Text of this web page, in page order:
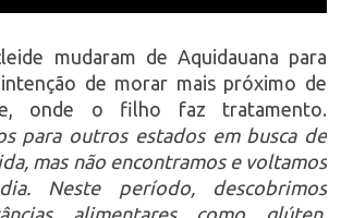
mudaram de Aquidauana para
de morar mais próximo de
onde o filho faz tratamento.
para outros estados em busca de
mas não encontramos e voltamos
Neste período, descobrimos